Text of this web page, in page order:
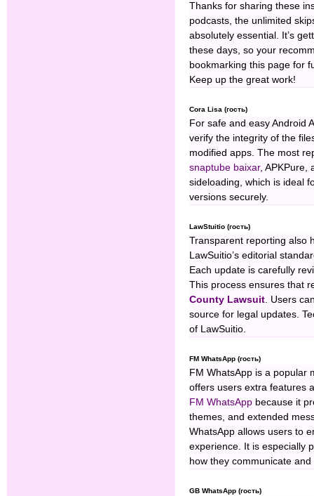
Thanks for sharing these
podcasts, the unlimited
absolutely essential. It’s
these days, so your
bookmarking this page for
Keep up the great work!
Cora Lisa (гость)
For safe and easy Android
verify the integrity of the
modified apps. The most
snaptube baixar, APKPure,
sideloading, which is ideal
versions securely.
LawStuitio (гость)
Transparent reporting also
LawSuitio’s editorial
Each update is carefully
This process ensures that
County Lawsuit. Users
source for legal updates.
of LawSuitio.
FM WhatsApp (гость)
FM WhatsApp is a popular
offers users extra features
FM WhatsApp because it
themes, and extended
WhatsApp allows users to
experience. It is especially
how they communicate
GB WhatsApp (гость)